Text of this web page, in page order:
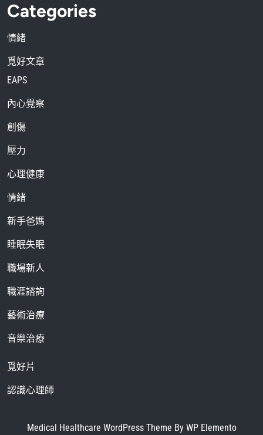
Categories
情緒
覓好文章
EAPS
內心覺察
創傷
壓力
心理健康
情緒
新手爸媽
睡眠失眠
職場新人
職涯諮詢
藝術治療
音樂治療
覓好片
認識心理師
Medical Healthcare WordPress Theme By WP Elemento